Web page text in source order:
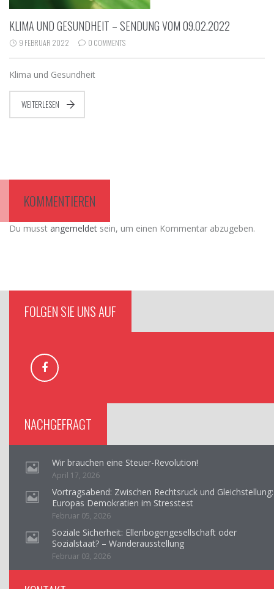
KLIMA UND GESUNDHEIT – SENDUNG VOM 09.02.2022
9 FEBRUAR 2022 0 COMMENTS
Klima und Gesundheit
WEITERLESEN
KOMMENTIEREN
Du musst angemeldet sein, um einen Kommentar abzugeben.
FOLGEN SIE UNS AUF
NACHGEFRAGT
Wir brauchen eine Steuer-Revolution!
April 17, 2026
Vortragsabend: Zwischen Rechtsruck und Gleichstellung:
Europas Demokratien im Stresstest
Februar 05, 2026
Soziale Sicherheit: Ellenbogengesellschaft oder
Sozialstaat? – Wanderausstellung
Februar 03, 2026